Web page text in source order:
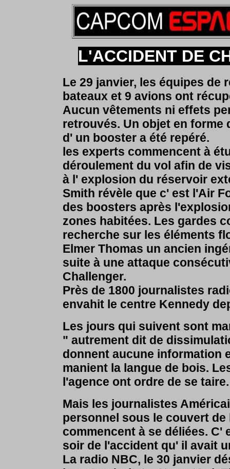
L'ACCIDENT DE
Le 29 janvier, les équipes de
bateaux et 9 avions ont
Aucun vêtements ni effets
retrouvés. Un objet en forme
d' un booster a été repéré.
les experts commencent à
déroulement du vol afin de
à l' explosion du réservoir
Smith révèle que c' est l'Air
des boosters après
zones habitées. Les gardes
recherche sur les éléments
Elmer Thomas un ancien
suite à une attaque
Challenger.
Près de 1800 journalistes
envahit le centre Kennedy
Les jours qui suivent sont
" autrement dit de
donnent aucune information
manient la langue de bois.
l'agence ont ordre de se taire.
Mais les journalistes
personnel sous le couvert
commencent à se déliées. C'
soir de l'accident qu' il avait
La radio NBC, le 30 janvier